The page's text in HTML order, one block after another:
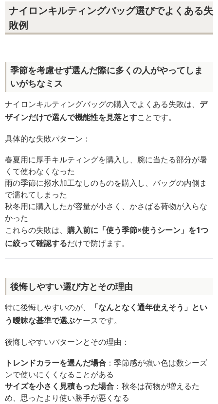
ナイロンキルティングバッグ選びでよくある失
敗例
季節を考慮せず選んだ際に多くの人がやってしま
いがちなミス
ナイロンキルティングバッグの購入でよくある失敗は、 デ
ザインだけで選んで機能性を見落とすことです。
具体的な失敗パターン：
春夏用に厚手キルティングを購入し、腕に当たる部分が暑
くて使わなくなった
雨の季節に撥水加工なしのものを購入し、バッグの内側ま
で濡れてしまった
秋冬用に購入したが容量が小さく、かさばる荷物が入らな
かった
これらの失敗は、 購入前に「使う季節×使うシーン」を1つ
に絞って確認するだけで防げます。
後悔しやすい選び方とその理由
特に後悔しやすいのが、
「なんとなく通年使えそう」とい
う曖昧な基準で選ぶケースです。
後悔しやすいパターンとその理由：
トレンドカラーを選んだ場合 ：季節感が強い色は数シーズ
ンで使いにくくなることがある
サイズを小さく見積もった場合 ：秋冬は荷物が増えるた
め、思ったより使い勝手が悪くなる